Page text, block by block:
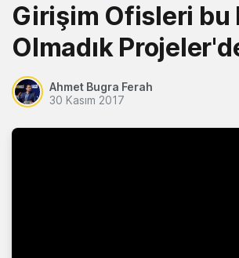
Girişim Ofisleri bu
Olmadık
Ahmet Bugra Ferah
30 Kasım 2017